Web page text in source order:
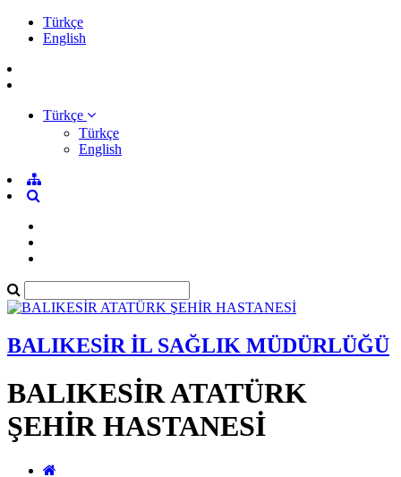
Türkçe
English
Türkçe
Türkçe
English
BALIKESİR İL SAĞLIK MÜDÜRLÜĞÜ
BALIKESİR ATATÜRK
ŞEHİR HASTANESİ